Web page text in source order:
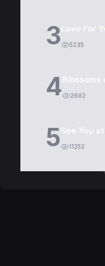
3Love For
5235
4Blossoms
2692
5See You
11252